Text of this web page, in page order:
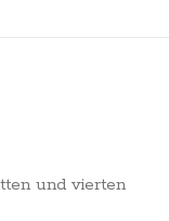
und vierten